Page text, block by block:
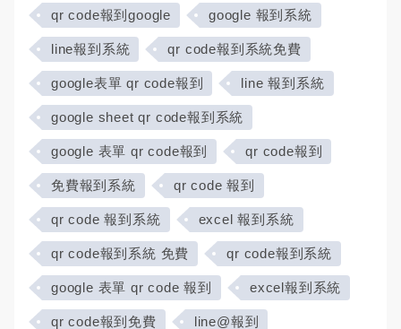
qr code報到google google 報到系統
line報到系統 qr code報到系統免費
google表單 qr code報到 line 報到系統
google sheet qr code報到系統
google 表單 qr code報到 qr code報到
免費報到系統 qr code 報到
qr code 報到系統 excel 報到系統
qr code報到系統 免費 qr code報到系統
google 表單 qr code 報到 excel報到系統
qr code報到免費 line@報到